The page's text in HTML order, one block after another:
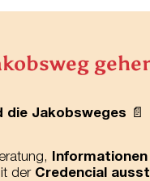
die Jakobsweges 📄
Informationen
der Credencial